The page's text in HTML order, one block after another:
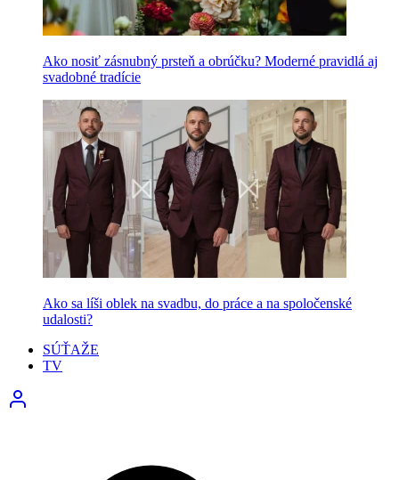
Ako nosiť zásnubný prsteň a obrúčku? Moderné pravidlá aj
svadobné tradície
Ako sa líši oblek na svadbu, do práce a na spoločenské
udalosti?
SÚŤAŽE
TV